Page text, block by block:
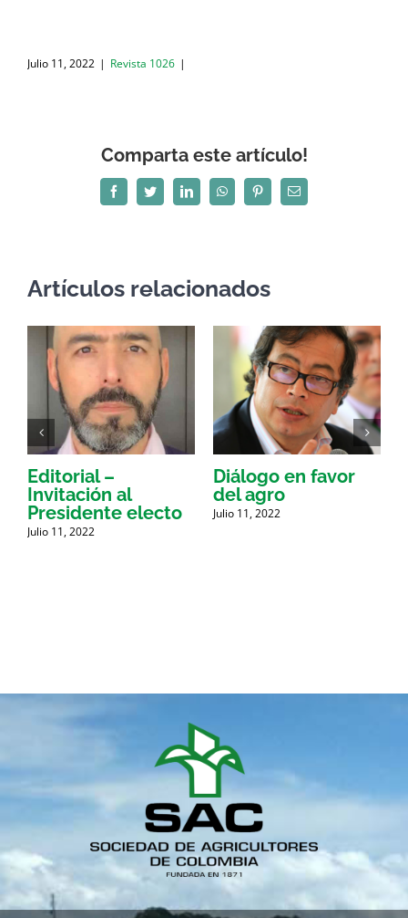
Julio 11, 2022 | Revista 1026 |
Comparta este artículo!
FacebookTwitterLinkedInWhatsAppPinterestCorreo
electrónico
Artículos relacionados
Editorial –
Invitación al
Presidente electo
Julio 11, 2022
Diálogo en favor
del agro
Julio 11, 2022